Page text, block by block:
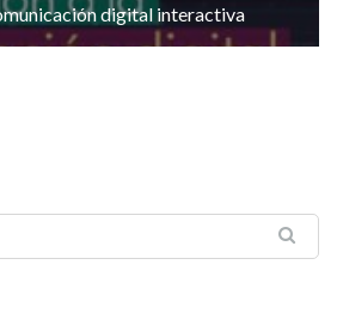
digital interactiva